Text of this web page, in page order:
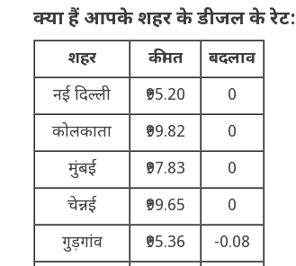
क्या हैं आपके शहर के डीजल के रेट:
शहर कीमत
बदलाव
नई दिल्ली
₹95.20
0
कोलकाता
₹99.82
0
मुंबई
₹97.83
0
चेन्नई
₹99.65
0
गुड़गांव
₹95.36
-0.08